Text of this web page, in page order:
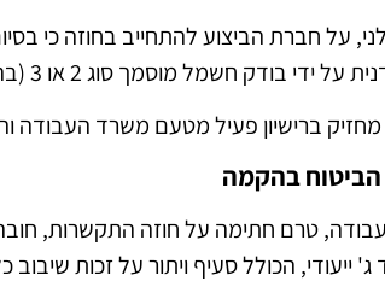
על חברת הביצוע להתחייב בחוזה כי
חשמל מוסמך סוג 2 או 3 (בהתאם לגודל החיבור).
ברישיון פעיל מטעם משרד העבודה
הביטוח בהקמה
טרם חתימה על חוזה התקשרות,
ג' ייעודי, הכולל סעיף ויתור על זכות